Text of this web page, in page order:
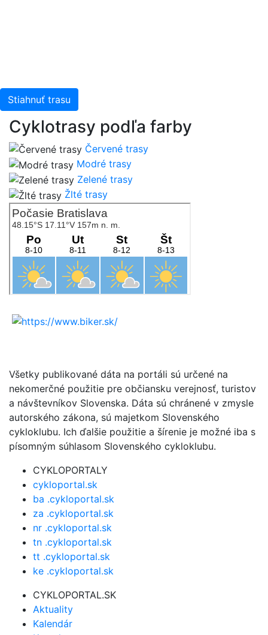
Stiahnuť trasu
Cyklotrasy podľa farby
Červené trasy
Modré trasy
Zelené trasy
Žlté trasy
Všetky publikované dáta na portáli sú určené na
nekomerčné použitie pre občiansku verejnosť, turistov
a návštevníkov Slovenska. Dáta sú chránené v zmysle
autorského zákona, sú majetkom Slovenského
cykloklubu. Ich ďalšie použitie a šírenie je možné iba s
písomným súhlasom Slovenského cykloklubu.
CYKLOPORTALY
cykloportal.sk
ba .cykloportal.sk
za .cykloportal.sk
nr .cykloportal.sk
tn .cykloportal.sk
tt .cykloportal.sk
ke .cykloportal.sk
CYKLOPORTAL.SK
Aktuality
Kalendár